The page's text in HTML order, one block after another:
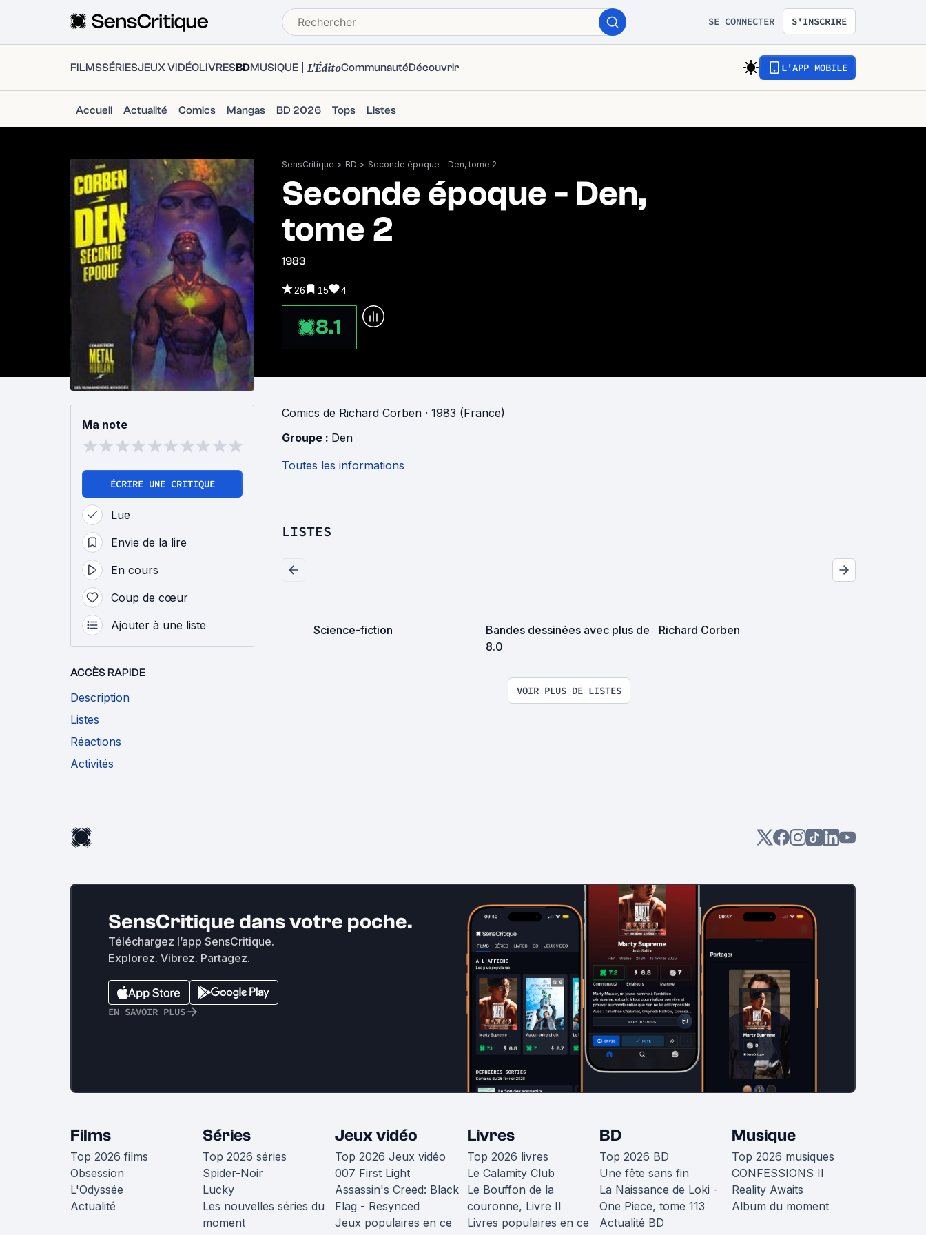
SE CONNECTER S'INSCRIRE
FILMSSÉRIESJEUX VIDÉOLIVRESBDMUSIQUE L'ÉditoCommunautéDécouvrir L'APP MOBILE
Accueil Actualité Comics Mangas BD 2026 Tops Listes
SensCritique > BD > Seconde époque - Den, tome 2
Seconde époque - Den,
tome 2
1983
26 15 4
8.1
Ma note
ÉCRIRE UNE CRITIQUE
Lue
Envie de la lire
En cours
Coup de cœur
Ajouter à une liste
ACCÈS RAPIDE
Description
Listes
Réactions
Activités
Comics de Richard Corben · 1983 (France)
Groupe : Den
Toutes les informations
LISTES
Science-fiction
Bandes dessinées avec plus de
8.0
Richard Corben
VOIR PLUS DE LISTES
SensCritique dans votre poche.
Téléchargez l’app SensCritique.
Explorez. Vibrez. Partagez.
EN SAVOIR PLUS
Films
Top 2026 films
Obsession
L'Odyssée
Actualité
Séries
Top 2026 séries
Spider-Noir
Lucky
Les nouvelles séries du
moment
Jeux vidéo
Top 2026 Jeux vidéo
007 First Light
Assassin's Creed: Black
Flag - Resynced
Jeux populaires en ce
Livres
Top 2026 livres
Le Calamity Club
Le Bouffon de la
couronne, Livre II
Livres populaires en ce
BD
Top 2026 BD
Une fête sans fin
La Naissance de Loki -
One Piece, tome 113
Actualité BD
Musique
Top 2026 musiques
CONFESSIONS II
Reality Awaits
Album du moment